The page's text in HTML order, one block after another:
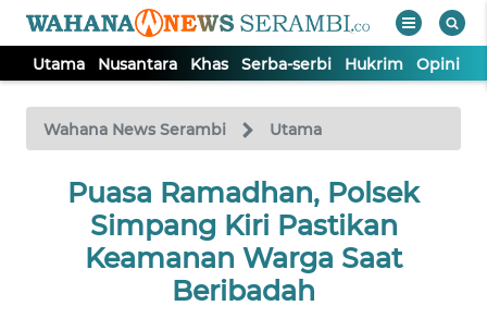
Utama Nusantara Khas Serba-serbi Hukrim Opini
Wahana News Serambi Utama
Puasa Ramadhan, Polsek
Simpang Kiri Pastikan
Keamanan Warga Saat
Beribadah
TV
Tutup
UTAMA
NUSANTARA